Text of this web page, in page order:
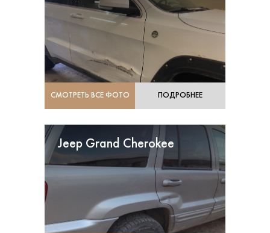
СМОТРЕТЬ ВСЕ ФОТО ПОДРОБНЕЕ
Jeep Grand Cherokee